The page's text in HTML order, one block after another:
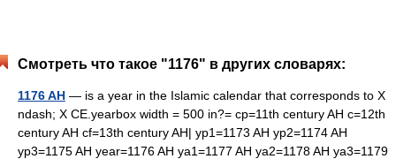
Смотреть что такое "1176" в других словарях:
1176 AH — is a year in the Islamic calendar that corresponds to X
ndash; X CE.yearbox width = 500 in?= cp=11th century AH c=12th
century AH cf=13th century AH| yp1=1173 AH yp2=1174 AH
yp3=1175 AH year=1176 AH ya1=1177 AH ya2=1178 AH ya3=1179